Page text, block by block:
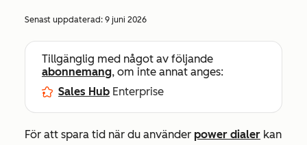
Senast uppdaterad: 9 juni 2026
Tillgänglig med något av följande
abonnemang, om inte annat anges:
Sales Hub Enterprise
För att spara tid när du använder power dialer kan